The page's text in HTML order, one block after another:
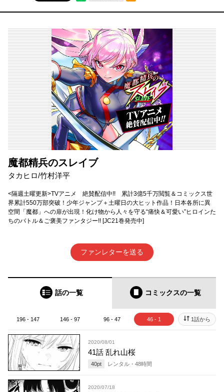
魔都精兵のスレイブ
タカヒロ/竹村洋平
<隔週土曜更新>TVアニメ 絶賛配信中!! 累計3億5千万閲覧＆コミックス世
界累計550万部突破！少年ジャンプ＋土曜日の大ヒット作品！日本各所に異
空間「魔都」への扉が出現！化け物から人々を守る“痛快＆可愛い”ヒロインた
ちのバトル＆ご褒美ファンタジー!! [JC21巻発売中]
ファンレターを送る
話の一覧 コミックスの一覧
196 - 147 146 - 97 96 - 47 46 - 1 1話から
2020/08/01
41話 乱れ山桜
40pt レンタル・ 48時間
2020/07/18